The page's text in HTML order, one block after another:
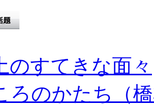
のすてきな面々
ろのかたち（